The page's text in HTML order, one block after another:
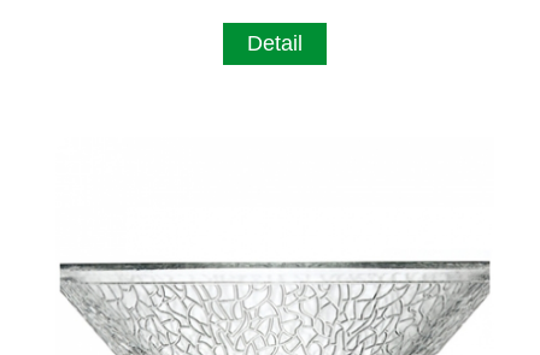
Detail